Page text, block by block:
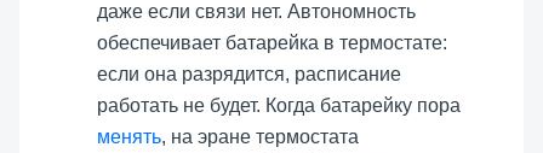
даже если связи нет. Автономность
обеспечивает батарейка в термостате:
если она разрядится, расписание
работать не будет. Когда батарейку пора
менять, на эране термостата